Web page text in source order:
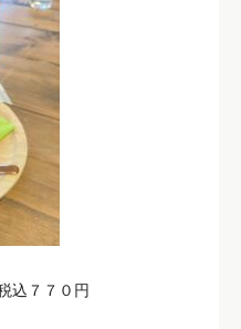
込７７０円